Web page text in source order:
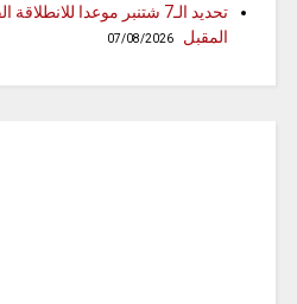
تحديد الـ7 شتنبر موعدا
المقبل
07/08/2026